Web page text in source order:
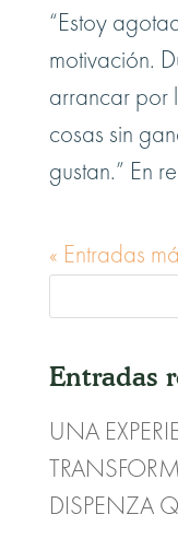
“Estoy
motivación.
arrancar por
cosas sin
gustan.” En
« Entradas
Entradas
UNA
DISPENZA